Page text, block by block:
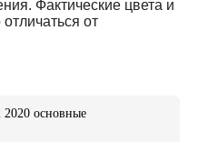
Фактические цвета и
от
основные